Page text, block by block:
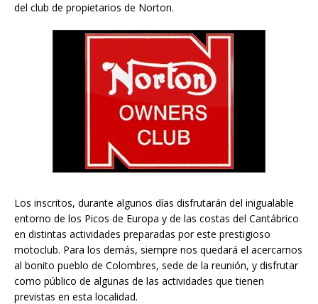
del club de propietarios de Norton.
Los inscritos, durante algunos días disfrutarán del inigualable
entorno de los Picos de Europa y de las costas del Cantábrico
en distintas actividades preparadas por este prestigioso
motoclub. Para los demás, siempre nos quedará el acercarnos
al bonito pueblo de Colombres, sede de la reunión, y disfrutar
como público de algunas de las actividades que tienen
previstas en esta localidad.